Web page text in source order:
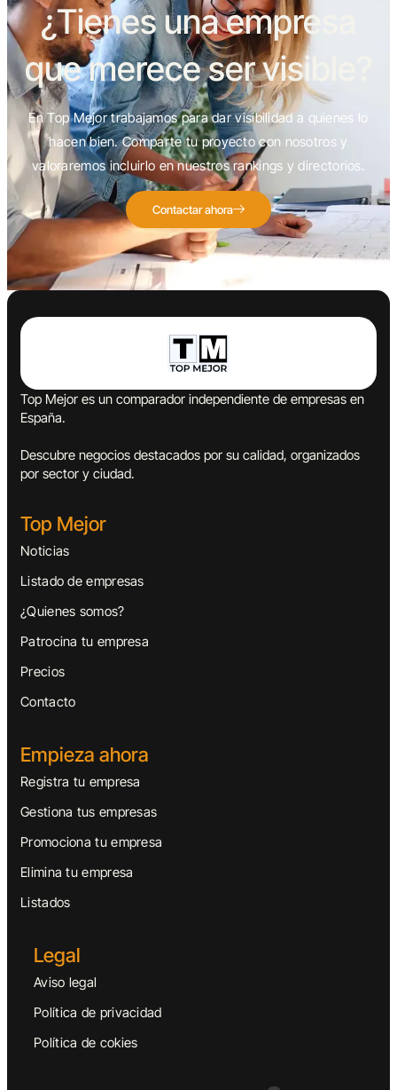
¿Tienes una empresa
que merece ser visible?
En Top Mejor trabajamos para dar visibilidad a quienes lo
hacen bien. Comparte tu proyecto con nosotros y
valoraremos incluirlo en nuestros rankings y directorios.
Contactar ahora
Top Mejor es un comparador independiente de empresas en
España.
Descubre negocios destacados por su calidad, organizados
por sector y ciudad.
Top Mejor
Noticias
Listado de empresas
¿Quienes somos?
Patrocina tu empresa
Precios
Contacto
Empieza ahora
Registra tu empresa
Gestiona tus empresas
Promociona tu empresa
Elimina tu empresa
Listados
Legal
Aviso legal
Política de privacidad
Política de cokies